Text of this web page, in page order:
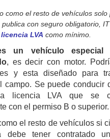
como el resto de vehículos solo
con seguro obligatorio,
licencia LVA como mínimo.
un vehículo especial
, es decir con motor.
y esta diseñado para
campo. Se puede conducir
licencia LVA que se
con el permiso B o superior.
el resto de vehículos si
debe tener contratado